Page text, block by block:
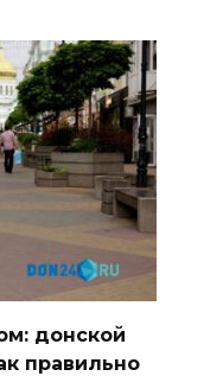
донской
правильно